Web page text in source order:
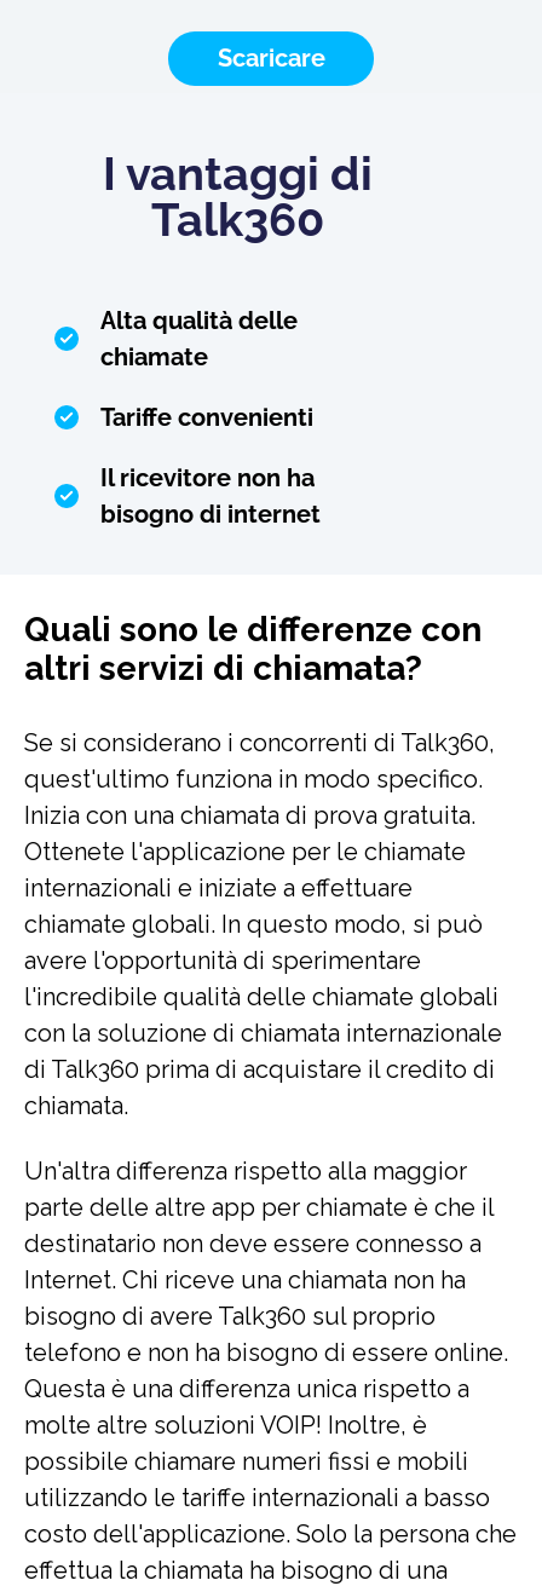
Scaricare
I vantaggi di
Talk360
Alta qualità delle
chiamate
Tariffe convenienti
Il ricevitore non ha
bisogno di internet
Quali sono le differenze con
altri servizi di chiamata?
Se si considerano i concorrenti di Talk360,
quest'ultimo funziona in modo specifico.
Inizia con una chiamata di prova gratuita.
Ottenete l'applicazione per le chiamate
internazionali e iniziate a effettuare
chiamate globali. In questo modo, si può
avere l'opportunità di sperimentare
l'incredibile qualità delle chiamate globali
con la soluzione di chiamata internazionale
di Talk360 prima di acquistare il credito di
chiamata.
Un'altra differenza rispetto alla maggior
parte delle altre app per chiamate è che il
destinatario non deve essere connesso a
Internet. Chi riceve una chiamata non ha
bisogno di avere Talk360 sul proprio
telefono e non ha bisogno di essere online.
Questa è una differenza unica rispetto a
molte altre soluzioni VOIP! Inoltre, è
possibile chiamare numeri fissi e mobili
utilizzando le tariffe internazionali a basso
costo dell'applicazione. Solo la persona che
effettua la chiamata ha bisogno di una